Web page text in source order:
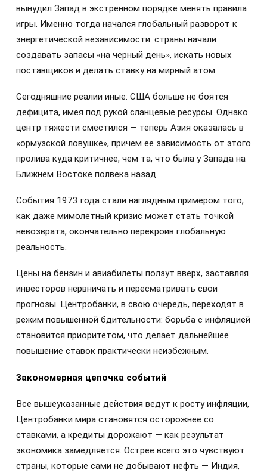
вынудил Запад в экстренном порядке менять правила
игры. Именно тогда начался глобальный разворот к
энергетической независимости: страны начали
создавать запасы «на черный день», искать новых
поставщиков и делать ставку на мирный атом.
Сегодняшние реалии иные: США больше не боятся
дефицита, имея под рукой сланцевые ресурсы. Однако
центр тяжести сместился — теперь Азия оказалась в
«ормузской ловушке», причем ее зависимость от этого
пролива куда критичнее, чем та, что была у Запада на
Ближнем Востоке полвека назад.
События 1973 года стали наглядным примером того,
как даже мимолетный кризис может стать точкой
невозврата, окончательно перекроив глобальную
реальность.
Цены на бензин и авиабилеты ползут вверх, заставляя
инвесторов нервничать и пересматривать свои
прогнозы. Центробанки, в свою очередь, переходят в
режим повышенной бдительности: борьба с инфляцией
становится приоритетом, что делает дальнейшее
повышение ставок практически неизбежным.
Закономерная цепочка событий
Все вышеуказанные действия ведут к росту инфляции,
Центробанки мира становятся осторожнее со
ставками, а кредиты дорожают — как результат
экономика замедляется. Острее всего это чувствуют
страны, которые сами не добывают нефть — Индия,